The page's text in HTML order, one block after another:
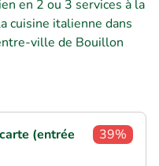
en 2 ou 3 services à la
cuisine italienne dans
ville de Bouillon
(entrée
39%